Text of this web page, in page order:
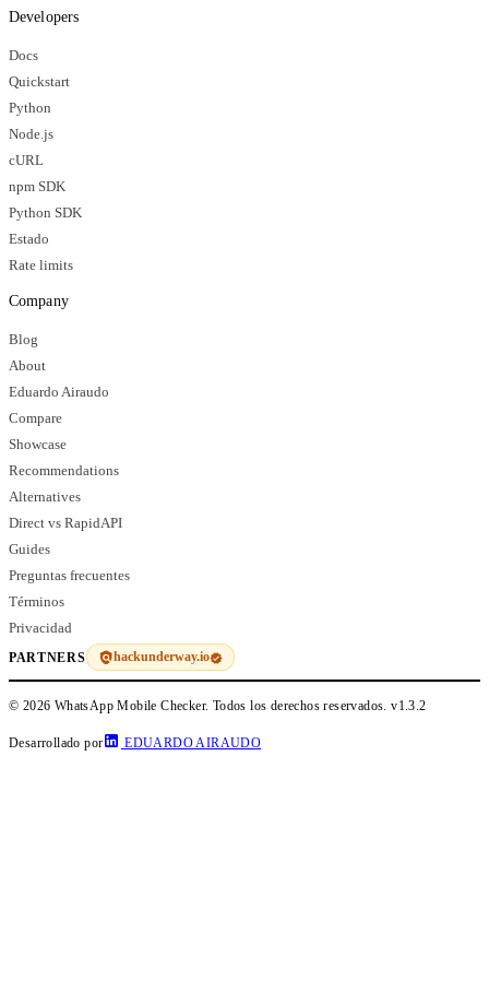
Developers
Docs
Quickstart
Python
Node.js
cURL
npm SDK
Python SDK
Estado
Rate limits
Company
Blog
About
Eduardo Airaudo
Compare
Showcase
Recommendations
Alternatives
Direct vs RapidAPI
Guides
Preguntas frecuentes
Términos
Privacidad
PARTNERS hackunderway.io
© 2026 WhatsApp Mobile Checker. Todos los derechos reservados.v1.3.2
Desarrollado por EDUARDO AIRAUDO